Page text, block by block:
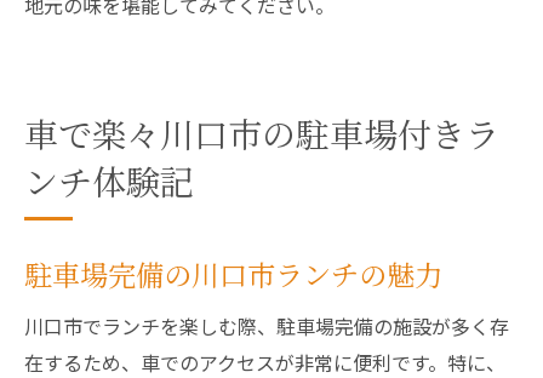
車で楽々川口市の駐車場付きラ
ンチ体験記
駐車場完備の川口市ランチの魅力
川口市でランチを楽しむ際、駐車場完備の施設が多く存
在するため、車でのアクセスが非常に便利です。特に、